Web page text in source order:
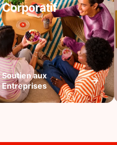
Corporatif
Soutien aux
Entreprises